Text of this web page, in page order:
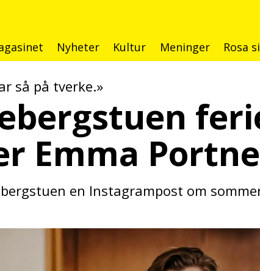
Nyheter Kultur Meninger Rosa
så på tverke.»
Emma
en Instagrampost om